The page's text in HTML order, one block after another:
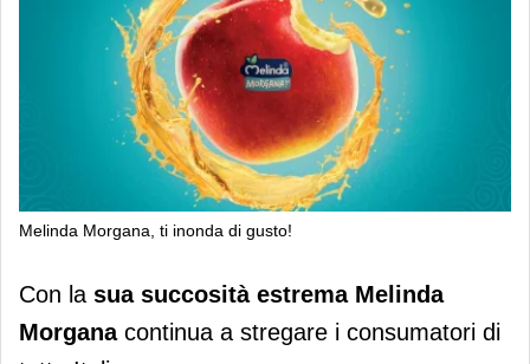
Melinda Morgana, ti inonda di gusto!
Melinda Morgana, ti inonda di gusto!
Con la sua succosità estrema Melinda
Morgana continua a stregare i consumatori di